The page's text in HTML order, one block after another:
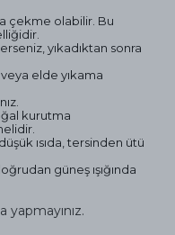
çekme olabilir. Bu
yıkadıktan sonra
elde yıkama
kurutma
ısıda, tersinden ütü
güneş ışığında
yapmayınız.